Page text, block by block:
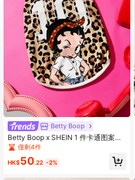
Betty Boop
Betty Boop x SHEIN 1 件卡通图案印
花宠物背心，猫咪衣服，狗狗衣服，
尺码 XXS-XXXXL，特小号，特大
号，豹纹印花，性感，甜美，俏皮。
僅剩4件
HK$50.22 -2%